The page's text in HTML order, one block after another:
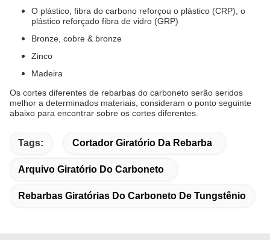
O plástico, fibra do carbono reforçou o plástico (CRP), o
plástico reforçado fibra de vidro (GRP)
Bronze, cobre & bronze
Zinco
Madeira
Os cortes diferentes de rebarbas do carboneto serão seridos
melhor a determinados materiais, consideram o ponto seguinte
abaixo para encontrar sobre os cortes diferentes.
Tags: Cortador Giratório Da Rebarba
Arquivo Giratório Do Carboneto
Rebarbas Giratórias Do Carboneto De Tungstênio